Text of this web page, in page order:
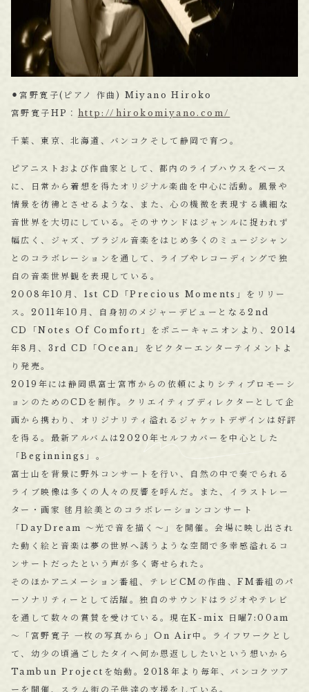
⚫︎宮野寛子(ピアノ 作曲) Miyano Hiroko
宮野寛子HP： http://hirokomiyano.com/
千葉、東京、北海道、バンコクそして静岡で育つ。
ピアニストおよび作曲家として、都内のライブハウスをベース
に、日常から着想を得たオリジナル楽曲を中心に活動。風景や
情景を彷彿とさせるような、また、心の機微を表現する繊細な
音世界を大切にしている。そのサウンドはジャンルに捉われず
幅広く、ジャズ、ブラジル音楽をはじめ多くのミュージシャン
とのコラボレーションを通して、ライブやレコーディングで独
自の音楽世界観を表現している。
2008年10月、1st CD「Precious Moments」をリリー
ス。2011年10月、自身初のメジャーデビューとなる2nd
CD「Notes Of Comfort」をポニーキャニオンより、2014
年8月、3rd CD「Ocean」をビクターエンターテイメントよ
り発売。
2019年には静岡県富士宮市からの依頼によりシティプロモーシ
ョンのためのCDを制作。クリエイティブディレクターとして企
画から携わり、オリジナリティ溢れるジャケットデザインは好評
を得る。最新アルバムは2020年セルフカバーを中心とした
「Beginnings」。
富士山を背景に野外コンサートを行い、自然の中で奏でられる
ライブ映像は多くの人々の反響を呼んだ。また、イラストレー
ター・画家 毬月絵美とのコラボレーションコンサート
「DayDream ～光で音を描く～」を開催。会場に映し出され
た動く絵と音楽は夢の世界へ誘うような空間で多幸感溢れるコ
ンサートだったという声が多く寄せられた。
そのほかアニメーション番組、テレビCMの作曲、FM番組のパ
ーソナリティーとして活躍。独自のサウンドはラジオやテレビ
を通して数々の賞賛を受けている。現在K-mix 日曜7:00am
～「宮野寛子 一枚の写真から」On Air中。ライフワークとし
て、幼少の頃過ごしたタイへ何か恩返ししたいという想いから
Tambun Projectを始動。2018年より毎年、バンコクツア
ーを開催、スラム街の子供達の支援をしている。